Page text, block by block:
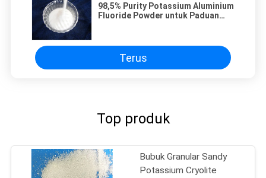
98,5% Purity Potassium Aluminium
Fluoride Powder untuk Paduan
Terus
Top produk
Bubuk Granular Sandy
Potassium Cryolite